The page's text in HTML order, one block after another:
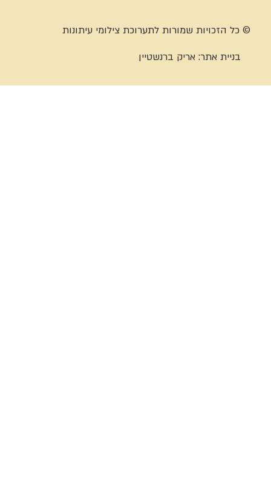
© כל הזכויות שמורות לתערוכת צילומי עיתונות
בניית אתר:אריק ברנשטיין